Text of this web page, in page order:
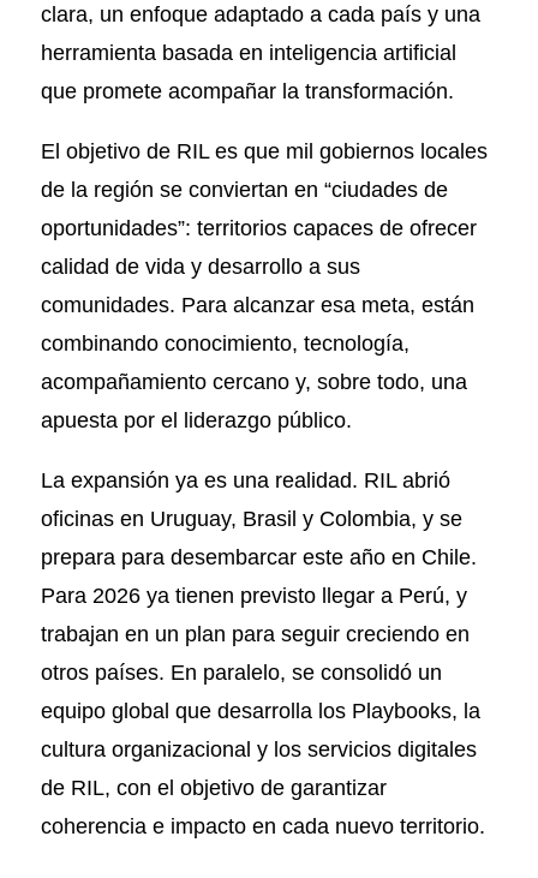
clara, un enfoque adaptado a cada país y una
herramienta basada en inteligencia artificial
que promete acompañar la transformación.
El objetivo de RIL es que mil gobiernos locales
de la región se conviertan en “ciudades de
oportunidades”: territorios capaces de ofrecer
calidad de vida y desarrollo a sus
comunidades. Para alcanzar esa meta, están
combinando conocimiento, tecnología,
acompañamiento cercano y, sobre todo, una
apuesta por el liderazgo público.
La expansión ya es una realidad. RIL abrió
oficinas en Uruguay, Brasil y Colombia, y se
prepara para desembarcar este año en Chile.
Para 2026 ya tienen previsto llegar a Perú, y
trabajan en un plan para seguir creciendo en
otros países. En paralelo, se consolidó un
equipo global que desarrolla los Playbooks, la
cultura organizacional y los servicios digitales
de RIL, con el objetivo de garantizar
coherencia e impacto en cada nuevo territorio.